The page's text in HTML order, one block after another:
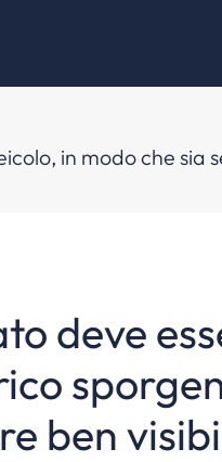
in modo che sia
deve
ben